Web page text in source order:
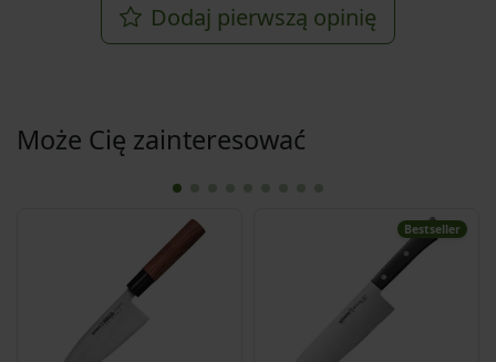
Dodaj pierwszą opinię
Może Cię zainteresować
Bestseller